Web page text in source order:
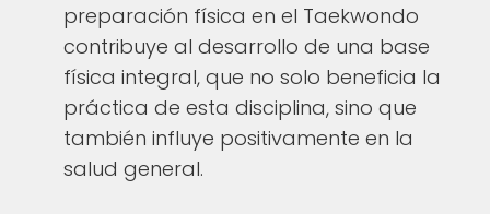
preparación física en el Taekwondo
contribuye al desarrollo de una base
física integral, que no solo beneficia la
práctica de esta disciplina, sino que
también influye positivamente en la
salud general.